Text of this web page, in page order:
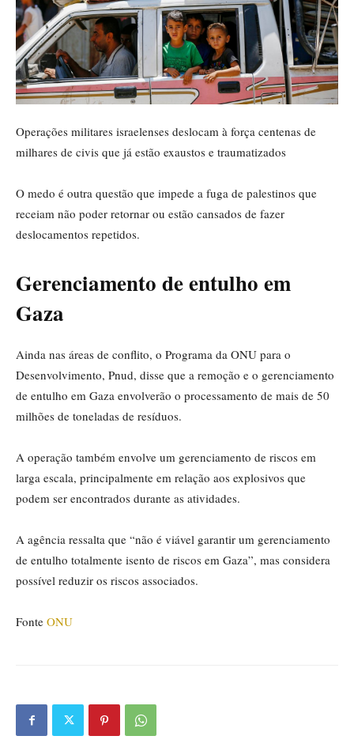
Operações militares israelenses deslocam à força centenas de
milhares de civis que já estão exaustos e traumatizados
O medo é outra questão que impede a fuga de palestinos que
receiam não poder retornar ou estão cansados de fazer
deslocamentos repetidos.
Gerenciamento de entulho em
Gaza
Ainda nas áreas de conflito, o Programa da ONU para o
Desenvolvimento, Pnud, disse que a remoção e o gerenciamento
de entulho em Gaza envolverão o processamento de mais de 50
milhões de toneladas de resíduos.
A operação também envolve um gerenciamento de riscos em
larga escala, principalmente em relação aos explosivos que
podem ser encontrados durante as atividades.
A agência ressalta que “não é viável garantir um gerenciamento
de entulho totalmente isento de riscos em Gaza”, mas considera
possível reduzir os riscos associados.
Fonte ONU